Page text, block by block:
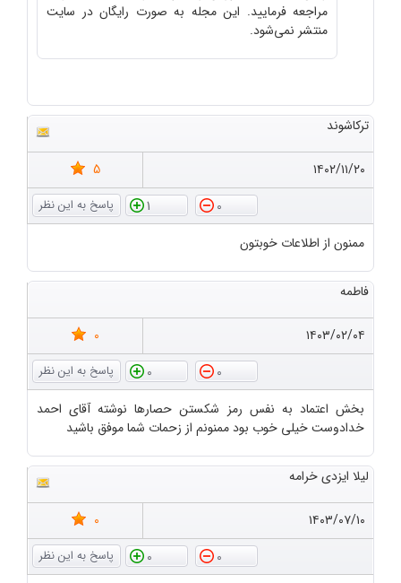
مراجعه فرمایید. این مجله به صورت رایگان در سایت
منتشر نمی‌شود.
ترکاشوند
۱۴۰۲/۱۱/۲۰
5
0
1
ممنون از اطلاعات خوبتون
فاطمه
۱۴۰۳/۰۲/۰۴
0
0
0
بخش اعتماد به نفس رمز شکستن حصارها نوشته آقای احمد
خدادوست خیلی خوب بود ممنونم از زحمات شما موفق باشید
لیلا ایزدی خرامه
۱۴۰۳/۰۷/۱۰
0
0
0